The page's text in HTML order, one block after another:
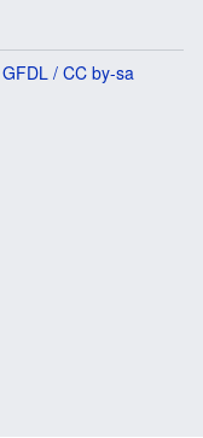
GFDL / CC by-sa